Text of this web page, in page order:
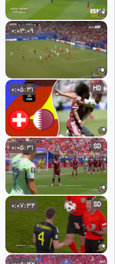
0:03:09
HD
0:05:31
SD
0:05:31
SD
0:07:34